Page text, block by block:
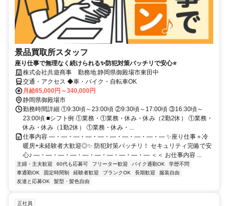
景品買取所スタッフ
座り仕事で無理なく続けられる✨防犯対策バッチリで安心⭐
株式会社共遊商事 勤務地:静岡県御殿場市東田中
交通・アクセス ◆車・バイク・自転車OK
月給85,000円～340,000円
静岡県御殿場市
勤務時間詳細 ①9:30頃～23:00頃 ②9:30頃～17:00頃 ③16:30頃～
23:00頃 ■シフト例 ①業務・①業務・休み・休み（2勤2休） ①業務・
休み・休み（1勤2休） ①業務・休み・...
仕事内容 ―・―・―・―・―・―・―・―・―・― ✨座り仕事＋冷
暖房+未経験者大歓迎◎✨ 防犯対策バッチリ！ セキュリティ完備で安
心♪ ―・―・―・―・―・―・―・―・―・― ＜＜ お仕事内容 ...
主婦・主夫歓迎 60代も応募可 フリーター歓迎 バイク通勤OK
学歴不問
車通勤OK
固定時間制 経験者歓迎 ブランクOK 長期歓迎
服装自由
友達と応募OK
髪型・髪色自由
正社員